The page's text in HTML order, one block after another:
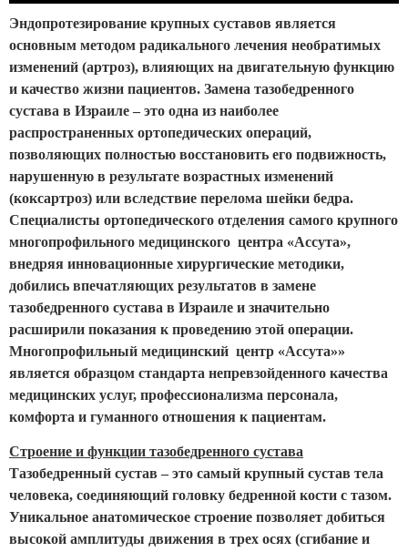
Эндопротезирование крупных суставов является
основным методом радикального лечения необратимых
изменений (артроз), влияющих на двигательную функцию
и качество жизни пациентов. Замена тазобедренного
сустава в Израиле – это одна из наиболее
распространенных ортопедических операций,
позволяющих полностью восстановить его подвижность,
нарушенную в результате возрастных изменений
(коксартроз) или вследствие перелома шейки бедра.
Специалисты ортопедического отделения самого крупного
многопрофильного медицинского центра «Ассута»,
внедряя инновационные хирургические методики,
добились впечатляющих результатов в замене
тазобедренного сустава в Израиле и значительно
расширили показания к проведению этой операции.
Многопрофильный медицинский центр «Ассута»»
является образцом стандарта непревзойденного качества
медицинских услуг, профессионализма персонала,
комфорта и гуманного отношения к пациентам.
Строение и функции тазобедренного сустава
Тазобедренный сустав – это самый крупный сустав тела
человека, соединяющий головку бедренной кости с тазом.
Уникальное анатомическое строение позволяет добиться
высокой амплитуды движения в трех осях (сгибание и